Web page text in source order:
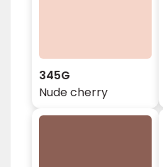
345G
Nude cherry